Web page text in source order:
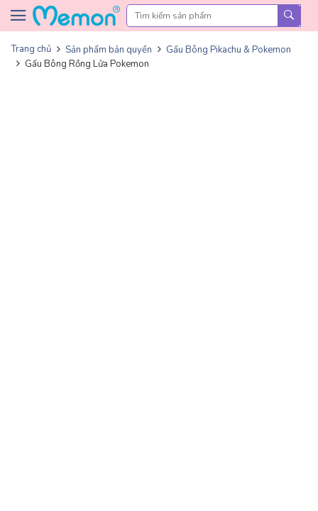
Skip to content
Trang chủ Sản phẩm bản quyền
Gấu Bông Pikachu & Pokemon
Gấu Bông Rồng Lửa Pokemon